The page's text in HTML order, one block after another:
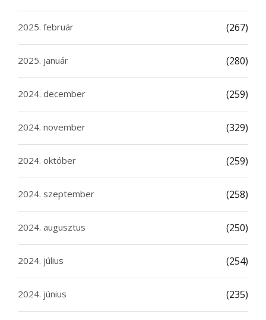
2025. február (267)
2025. január (280)
2024. december (259)
2024. november (329)
2024. október (259)
2024. szeptember (258)
2024. augusztus (250)
2024. július (254)
2024. június (235)